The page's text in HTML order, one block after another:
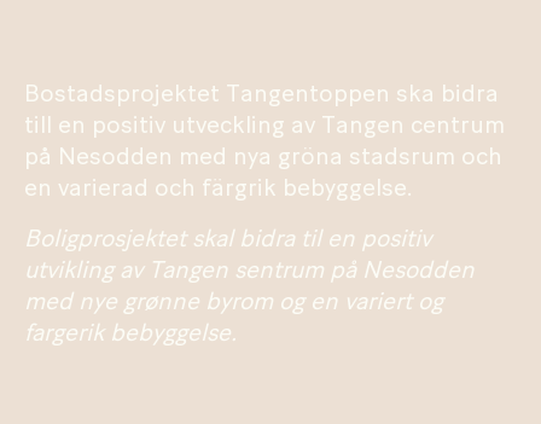
Bostadsprojektet Tangentoppen ska bidra
till en positiv utveckling av Tangen centrum
på Nesodden med nya gröna stadsrum och
en varierad och färgrik bebyggelse.
Boligprosjektet skal bidra til en positiv
utvikling av Tangen sentrum på Nesodden
med nye grønne byrom og en variert og
fargerik bebyggelse.